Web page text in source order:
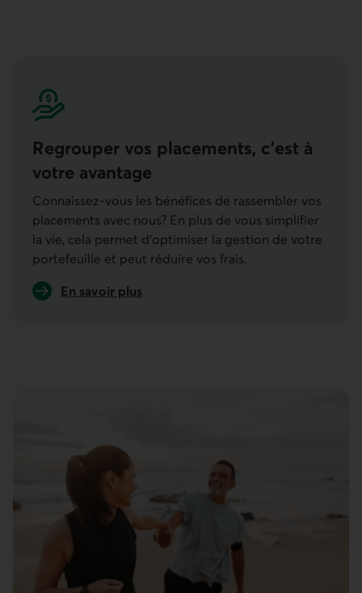
Regrouper vos placements, c’est à
votre avantage
Connaissez-vous les bénéfices de rassembler vos
placements avec nous? En plus de vous simplifier
la vie, cela permet d’optimiser la gestion de votre
portefeuille et peut réduire vos frais.
En savoir plus